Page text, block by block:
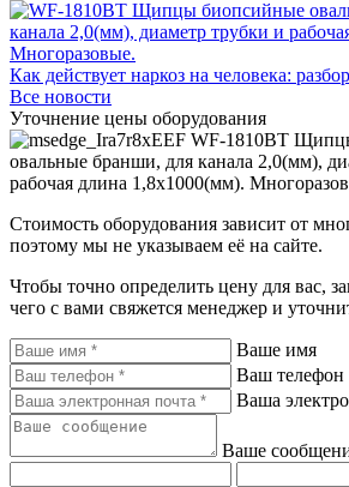
Как действует наркоз на человека:
Все новости
Уточнение цены оборудования
WF-1810BT
овальные бранши, для канала 2,0(мм),
рабочая длина 1,8х1000(мм).
Стоимость оборудования зависит от
поэтому мы не указываем её на сайте.
Чтобы точно определить цену для вас,
чего с вами свяжется менеджер и
Ваше имя
Ваш телефон
Ваша
Ваше